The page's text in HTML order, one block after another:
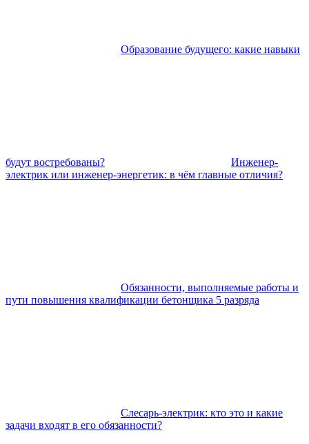
Образование будущего: какие навыки
будут востребованы?
Инженер-
электрик или инженер-энергетик: в чём главные отличия?
Обязанности, выполняемые работы и
пути повышения квалификации бетонщика 5 разряда
Слесарь-электрик: кто это и какие
задачи входят в его обязанности?